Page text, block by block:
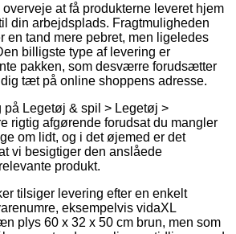
at få produkterne leveret hjem
din arbejdsplads. Fragtmuligheden
en tand mere pebret, men ligeledes
billigste type af levering er
pakken, som desværre forudsætter
tæt på online shoppens adresse.
på Legetøj & spil > Legetøj >
rigtig afgørende forudsat du mangler
om lidt, og i det øjemed er det
vi besigtiger den anslåede
produkt.
tilsiger levering efter en enkelt
eksempelvis vidaXL
plys 60 x 32 x 50 cm brun, men som